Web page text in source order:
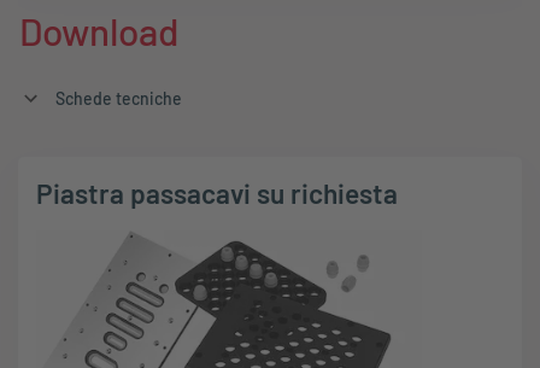
Download
Schede tecniche
Piastra passacavi su richiesta